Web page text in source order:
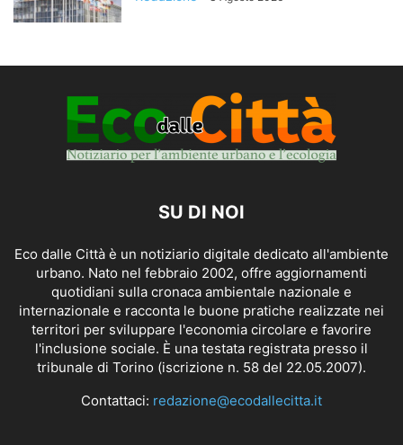
SU DI NOI
Eco dalle Città è un notiziario digitale dedicato all'ambiente
urbano. Nato nel febbraio 2002, offre aggiornamenti
quotidiani sulla cronaca ambientale nazionale e
internazionale e racconta le buone pratiche realizzate nei
territori per sviluppare l'economia circolare e favorire
l'inclusione sociale. È una testata registrata presso il
tribunale di Torino (iscrizione n. 58 del 22.05.2007).
Contattaci: redazione@ecodallecitta.it